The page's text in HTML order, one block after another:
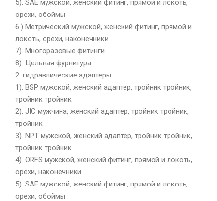
5). SAE мужской, женский фитинг, прямой и локоть,
орехи, обоймы
6.) Метрический мужской, женский фитинг, прямой и
локоть, орехи, наконечники
7). Многоразовые фитинги
8). Цельная фурнитура
2. гидравлические адаптеры:
1). BSP мужской, женский адаптер, тройник тройник,
тройник тройник
2). JIC мужчина, женский адаптер, тройник тройник,
тройник
3). NPT мужской, женский адаптер, тройник тройник,
тройник тройник
4). ORFS мужской, женский фитинг, прямой и локоть,
орехи, наконечники
5). SAE мужской, женский фитинг, прямой и локоть,
орехи, обоймы